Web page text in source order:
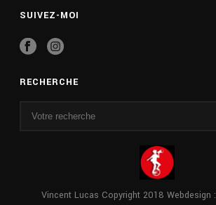
SUIVEZ-MOI
RECHERCHE
Vincent Lucas Copyright 2018 Webdesign :